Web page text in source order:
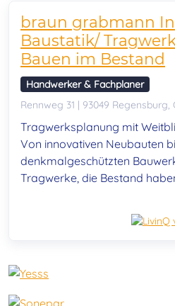
braun grabmann
Baustatik/
Bauen im Bestand
Handwerker & Fachplaner
Rennweg 31 | 93049 Regensburg,
Tragwerksplanung mit
Von innovativen Neubauten
denkmalgeschützten
Tragwerke, die Bestand